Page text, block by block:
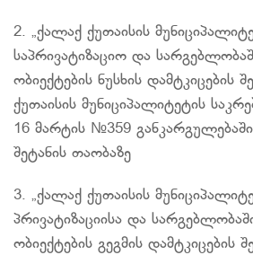
2. „ქალაქ ქუთაისის
საპრივატიზაციო და
ობიექტების ნუსხის დამტკიცების
ქუთაისის მუნიციპალიტეტის
16 მარტის №359
შეტანის თაობაზე
3. „ქალაქ ქუთაისის
პრივატიზაციისა და
ობიექტების გეგმის დამტკიცების